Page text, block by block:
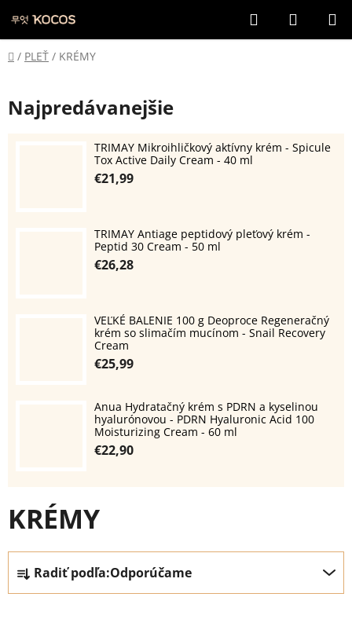
na
obsah
Hľadať
KOŠÍK
Domov
/ PLEŤ / KRÉMY
Najpredávanejšie
TRIMAY Mikroihličkový aktívny krém - Spicule
Tox Active Daily Cream - 40 ml
€21,99
TRIMAY Antiage peptidový pleťový krém -
Peptid 30 Cream - 50 ml
€26,28
VEĽKÉ BALENIE 100 g Deoproce Regeneračný
krém so slimačím mucínom - Snail Recovery
Cream
€25,99
Anua Hydratačný krém s PDRN a kyselinou
hyalurónovou - PDRN Hyaluronic Acid 100
Moisturizing Cream - 60 ml
€22,90
KRÉMY
R
a
d
Radiť podľa:Odporúčame